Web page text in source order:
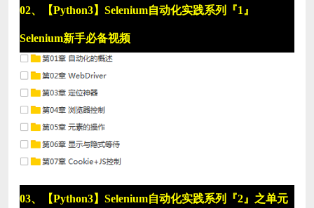
02、【Python3】Selenium自动化实践系列『1』
Selenium新手必备视频
03、【Python3】Selenium自动化实践系列『2』之单元